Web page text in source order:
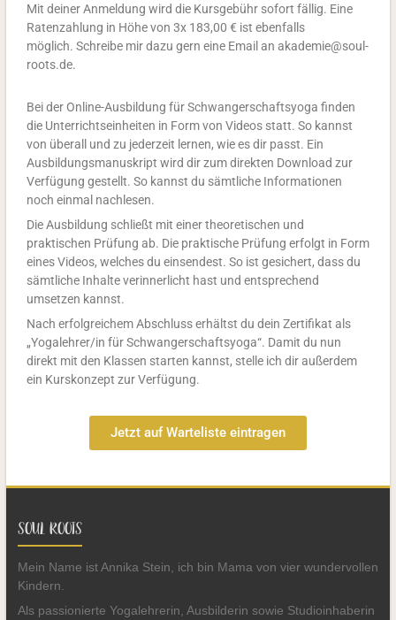
Mit deiner Anmeldung wird die Kursgebühr sofort fällig. Eine
Ratenzahlung in Höhe von 3x 183,00 € ist ebenfalls
möglich. Schreibe mir dazu gern eine Email an akademie@soul-
roots.de.
Bei der Online-Ausbildung für Schwangerschaftsyoga finden
die Unterrichtseinheiten in Form von Videos statt. So kannst
von überall und zu jederzeit lernen, wie es dir passt. Ein
Ausbildungsmanuskript wird dir zum direkten Download zur
Verfügung gestellt. So kannst du sämtliche Informationen
noch einmal nachlesen.
Die Ausbildung schließt mit einer theoretischen und
praktischen Prüfung ab. Die praktische Prüfung erfolgt in Form
eines Videos, welches du einsendest. So ist gesichert, dass du
sämtliche Inhalte verinnerlicht hast und entsprechend
umsetzen kannst.
Nach erfolgreichem Abschluss erhältst du dein Zertifikat als
„Yogalehrer/in für Schwangerschaftsyoga“. Damit du nun
direkt mit den Klassen starten kannst, stelle ich dir außerdem
ein Kurskonzept zur Verfügung.
Jetzt auf Warteliste eintragen
SOUL ROOTS
Mein Name ist Annika Stein, ich bin Mama von vier wundervollen
Kindern.
Als passionierte Yogalehrerin, Ausbilderin sowie Studioinhaberin